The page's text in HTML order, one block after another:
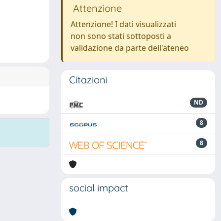
Attenzione
Attenzione! I dati visualizzati
non sono stati sottoposti a
validazione da parte dell'ateneo
Citazioni
ND
8
8
social impact